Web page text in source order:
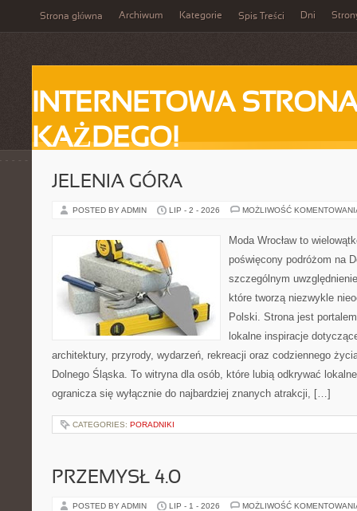
Strona główna Archiwum Kategorie Spis Treści Dni
INTERNETOWA
KAŻDEGO!
JELENIA GÓRA
POSTED BY ADMIN LIP - 2 - 2026 MOŻLIWOŚĆ
Moda Wrocław to
poświęcony podróżom na
szczególnym
które tworzą niezwykle
Polski. Strona jest
lokalne inspiracje
architektury, przyrody, wydarzeń, rekreacji oraz codziennego
Dolnego Śląska. To witryna dla osób, które lubią odkrywać
ogranicza się wyłącznie do najbardziej znanych atrakcji, […]
CATEGORIES: PORADNIKI
PRZEMYSŁ 4.0
POSTED BY ADMIN LIP - 1 - 2026 MOŻLIWOŚĆ